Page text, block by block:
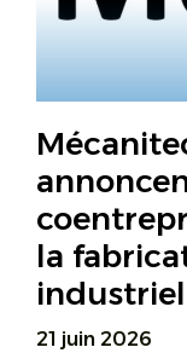
la
21 juin 2026